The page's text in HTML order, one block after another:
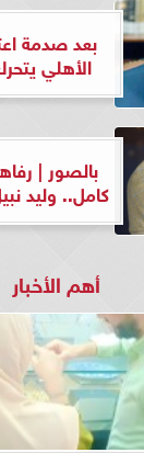
بعد صدمة
الأهلي
بالصور |
كامل.. وليد
أهم الأخبار